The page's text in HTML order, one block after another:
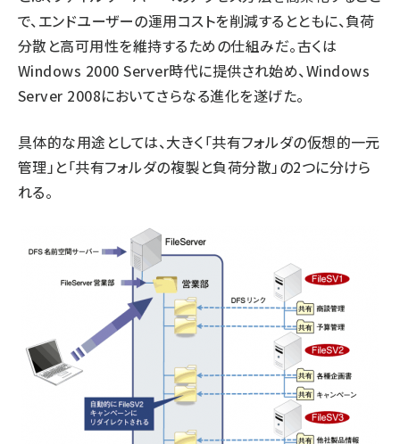
で、エンドユーザーの運用コストを削減するとともに、負荷
分散と高可用性を維持するための仕組みだ。古くは
Windows 2000 Server時代に提供され始め、Windows
Server 2008においてさらなる進化を遂げた。
具体的な用途としては、大きく「共有フォルダの仮想的一元
管理」と「共有フォルダの複製と負荷分散」の2つに分けら
れる。